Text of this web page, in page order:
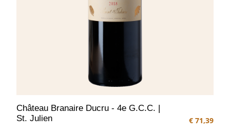
Château Branaire Ducru - 4e G.C.C. |
St. Julien
€ 71,39